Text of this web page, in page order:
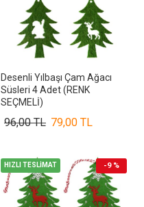
Desenli Yılbaşı Çam Ağacı
Süsleri 4 Adet (RENK
SEÇMELİ)
79,00 TL
96,00 TL
HIZLI TESLİMAT -9 %